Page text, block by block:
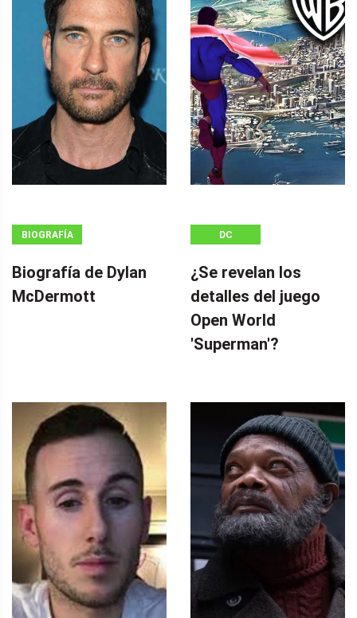
BIOGRAFÍA
Biografía de Dylan
McDermott
DC
¿Se revelan los
detalles del juego
Open World
'Superman'?